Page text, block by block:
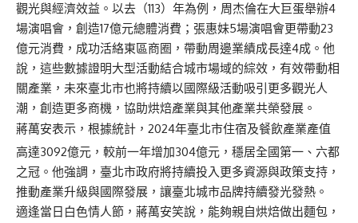
觀光與經濟效益。以去（113）年為例，周杰倫在大巨蛋舉辦4
場演唱會，創造17億元總體消費；張惠妹5場演唱會更帶動23
億元消費，成功活絡東區商圈，帶動周邊業績成長達4成。他
說，這些數據證明大型活動結合城市場域的綜效，有效帶動相
關產業，未來臺北市也將持續以國際級活動吸引更多觀光人
潮，創造更多商機，協助烘焙產業與其他產業共榮發展。
蔣萬安表示，根據統計，2024年臺北市住宿及餐飲產業產值
高達3092億元，較前一年增加304億元，穩居全國第一、六都
之冠。他強調，臺北市政府將持續投入更多資源與政策支持，
推動產業升級與國際發展，讓臺北城市品牌持續發光發熱。
適逢當日白色情人節，蔣萬安笑說，能夠親自烘焙做出麵包，